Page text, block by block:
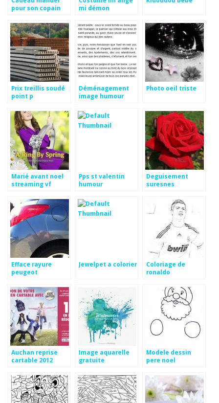
pour son copain
mi démon
Prix treillis soudé
point p
Déménagement
image humour
Photo oeil triste
Marié avant noel
streaming vf
Pps st valentin
humour
Deguisement
suresnes
Efface rayure
peugeot
Jewelpet a colorier
Coloriage de
ronaldo
Auchan reprise
cartable 2012
Image aquarelle
gratuite
Modele dessin
pere noel